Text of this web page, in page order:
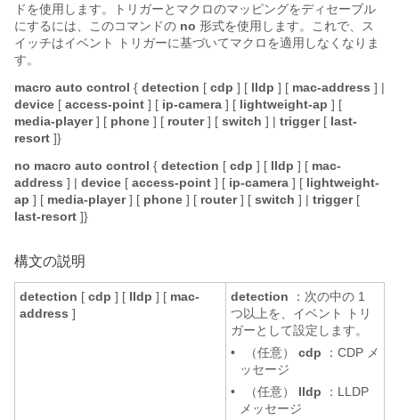
ドを使用します。トリガーとマクロのマッピングをディセーブル
にするには、このコマンドの no 形式を使用します。これで、ス
イッチはイベント トリガーに基づいてマクロを適用しなくなりま
す。
macro auto control { detection [ cdp ] [ lldp ] [ mac-address ] |
device [ access-point ] [ ip-camera ] [ lightweight-ap ] [
media-player] [ phone ] [ router] [ switch ] | trigger[ last-
resort ]}
no macro auto control { detection [ cdp ] [ lldp ] [ mac-
address ] | device [ access-point ] [ ip-camera ] [ lightweight-
ap ] [ media-player] [ phone ] [ router] [ switch ] | trigger[
last-resort ]}
構文の説明
detection [ cdp ] [ lldp ] [ mac-
address ]
detection ：次の中の 1
つ以上を、イベント トリ
ガーとして設定します。
•
（任意） cdp ：CDP メ
ッセージ
•
（任意） lldp ：LLDP
メッセージ